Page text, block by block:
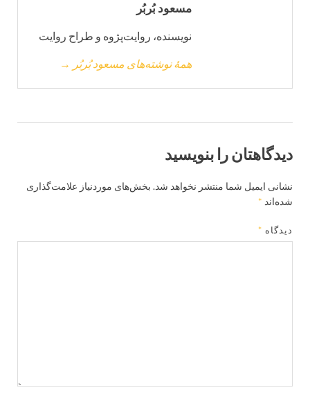
مسعود بُربُر
نویسنده، روایت‌پژوه و طراح روایت
همهٔ نوشته‌های مسعود بُربُر →
دیدگاهتان را بنویسید
نشانی ایمیل شما منتشر نخواهد شد. بخش‌های موردنیاز علامت‌گذاری
شده‌اند *
دیدگاه *